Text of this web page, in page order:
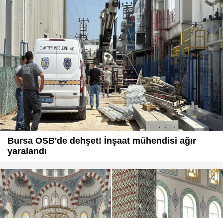
Bursa OSB'de dehşet! İnşaat mühendisi ağır
yaralandı